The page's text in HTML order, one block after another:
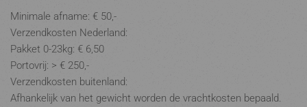
Minimale afname: € 50,-
Verzendkosten Nederland:
Pakket 0-23kg: € 6,50
Portovrij: > € 250,-
Verzendkosten buitenland:
Afhankelijk van het gewicht worden de vrachtkosten bepaald.